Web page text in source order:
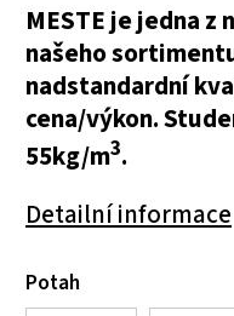
MESTE je jedna
našeho
nadstandardní
cena/výkon.
55kg/m3.
Detailní informace
Potah